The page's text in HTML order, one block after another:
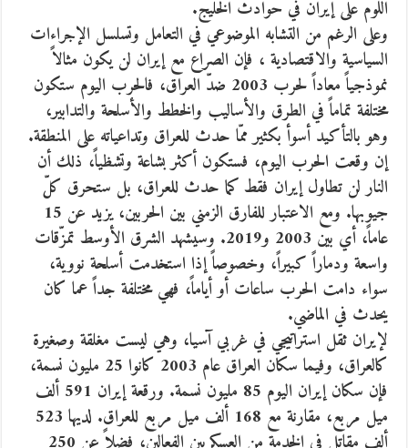
اللوم على إيران في حوادث الخليج.
وعلى الرغم من التشابه الموضوعي في التعامل وتسلسل الإجراءات
السياسية والاقتصادية ، فإن الصراع مع إيران لن يكون مثالاً
نموذجياً معاداً لحرب 2003 ضدّ العراق، فالحرب اليوم ستكون
مختلفة تماماً في الطرق والأساليب والخطط والأسلحة والتدابير،
وهو بالتأكيد أسوأ بكثير ممّا حدث للعراق وتداعياته على المنطقة.
إن وقعت الحرب اليوم، فستكون أكثر بشاعة وتشظياً، ذلك أن
النار لن تطاول إيران فقط كما حدث للعراق، بل ستحرق كلّ
جيوبها. ومع الاعتبار للفارق الزمني بين الحربين، يزيد عن 15
عاماً، أي بين 2003 و2019. وسيشهد الشرق الأوسط تمزّقات
واسعة ودماراً كبيراً، وخصوصاً إذا استخدمت أسلحة نووية،
سواء دامت الحرب ساعات أو أياماً، فهي مختلفة جداً عما كان
يحدث في الماضي.
لإيران ثقل استراتيجي في غربي آسيا، وهي ليست مغلقة وصغيرة
كالعراق، وفيما سكان العراق عام 2003 كانوا 25 مليون نسمة،
فإن سكان إيران اليوم 85 مليون نسمة. ورقعة إيران 591 ألف
ميل مربع، مقارنة مع 168 ألف ميل مربع للعراق. لديها 523